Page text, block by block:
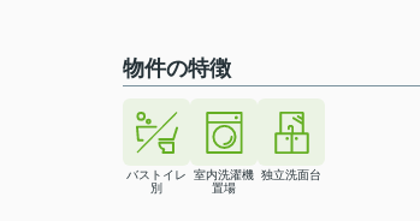
物件の特徴
バストイレ
別
室内洗濯機
置場
独立洗面台